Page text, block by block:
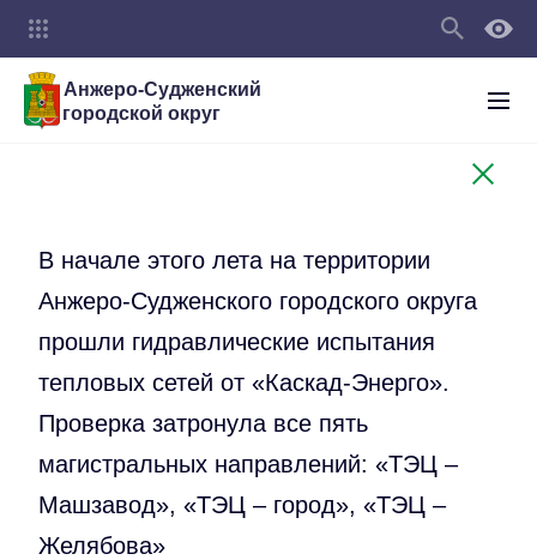
Анжеро-Судженский
городской округ
В начале этого лета на территории
Анжеро-Судженского городского округа
прошли гидравлические испытания
тепловых сетей от «Каскад-Энерго».
Проверка затронула все пять
магистральных направлений: «ТЭЦ –
Машзавод», «ТЭЦ – город», «ТЭЦ –
Желябова»